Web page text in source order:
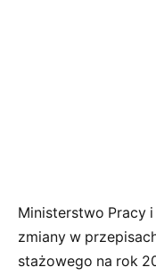
Ministerstwo Pracy i
zmiany w
stażowego na rok